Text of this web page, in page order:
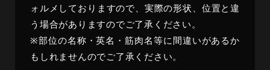
ォルメしておりますので、実際の形状、位置と違
う場合がありますのでご了承ください 。
※部位の名称・英名・筋肉名等に間違いがあるか
もしれませんのでご了承ください。